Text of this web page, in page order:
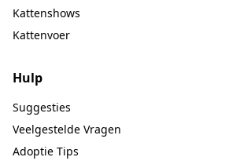
Kattenshows
Kattenvoer
Hulp
Suggesties
Veelgestelde Vragen
Adoptie Tips